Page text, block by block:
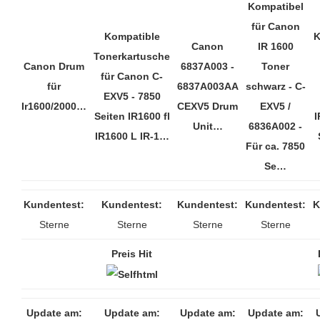
Canon Drum
für
Ir1600/2000…
Kompatible
Tonerkartusche
für Canon C-
EXV5 - 7850
Seiten IR1600 fl
IR1600 L IR-1…
Canon
6837A003 -
6837A003AA
CEXV5 Drum
Unit…
Kompatibel
für Canon
IR 1600
Toner
schwarz - C-
EXV5 /
6836A002 -
Für ca. 7850
Se…
Kundentest:
Sterne
Kundentest:
Sterne
Kundentest:
Sterne
Kundentest:
Sterne
Preis Hit
Update am: Update am: Update am: Update am: